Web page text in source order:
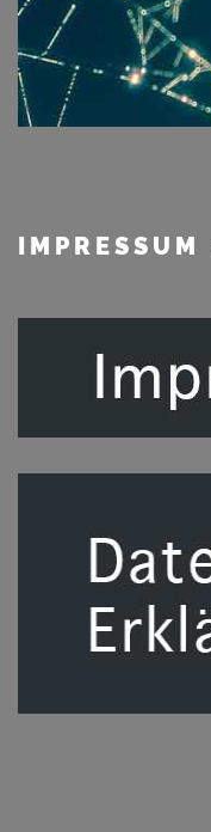
IMPRESSUM